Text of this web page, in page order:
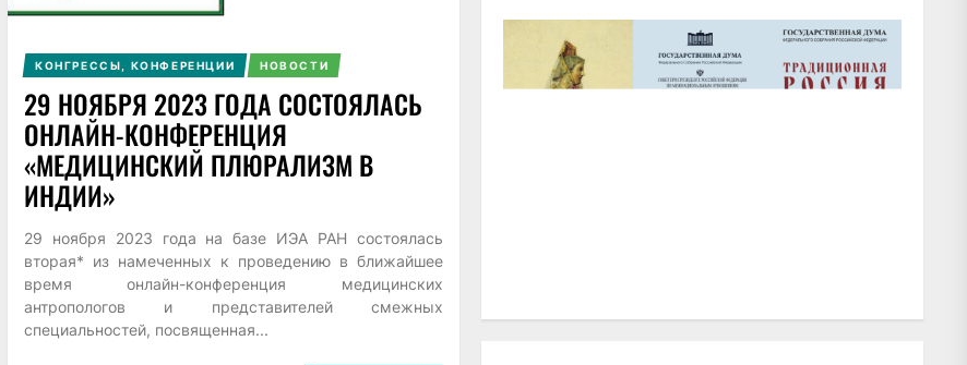
КОНГРЕССЫ, КОНФЕРЕНЦИИ НОВОСТИ
29 НОЯБРЯ 2023 ГОДА СОСТОЯЛАСЬ
ОНЛАЙН-КОНФЕРЕНЦИЯ
«МЕДИЦИНСКИЙ ПЛЮРАЛИЗМ В
ИНДИИ»
29 ноября 2023 года на базе ИЭА РАН состоялась
вторая* из намеченных к проведению в ближайшее
время онлайн-конференция медицинских
антропологов и представителей смежных
специальностей, посвященная...